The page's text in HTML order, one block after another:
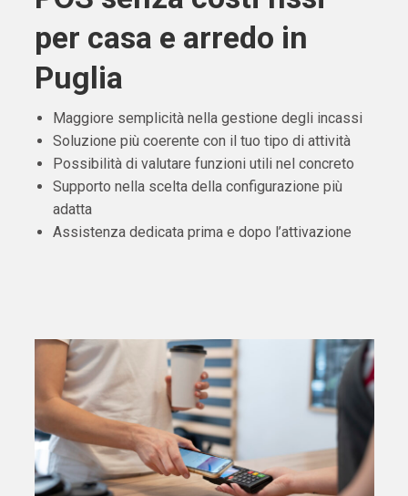
per casa e arredo in
Puglia
Maggiore semplicità nella gestione degli incassi
Soluzione più coerente con il tuo tipo di attività
Possibilità di valutare funzioni utili nel concreto
Supporto nella scelta della configurazione più
adatta
Assistenza dedicata prima e dopo l’attivazione